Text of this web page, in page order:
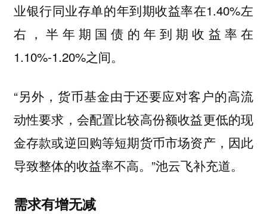
业银行同业存单的年到期收益率在1.40%左
右，半年期国债的年到期收益率在
1.10%-1.20%之间。
“另外，货币基金由于还要应对客户的高流
动性要求，会配置比较高份额收益更低的现
金存款或逆回购等短期货币市场资产，因此
导致整体的收益率不高。”池云飞补充道。
需求有增无减